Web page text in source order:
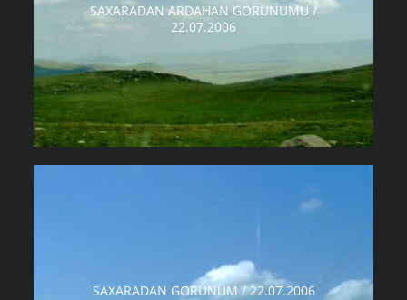
SAXARADAN ARDAHAN GÖRÜNÜMÜ /
22.07.2006
SAXARADAN GÖRÜNÜM / 22.07.2006